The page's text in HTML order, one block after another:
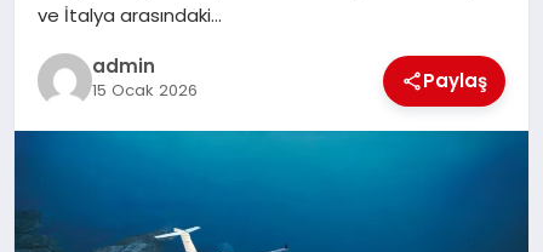
ve İtalya arasındaki…
admin
15 Ocak 2026 Paylaş